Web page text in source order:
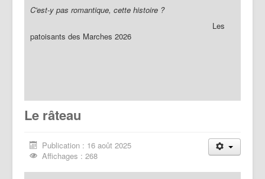
C'est-y pas romantique, cette histoire ?
Les
patoisants des Marches 2026
Le râteau
Publication : 16 août 2025
Affichages : 268